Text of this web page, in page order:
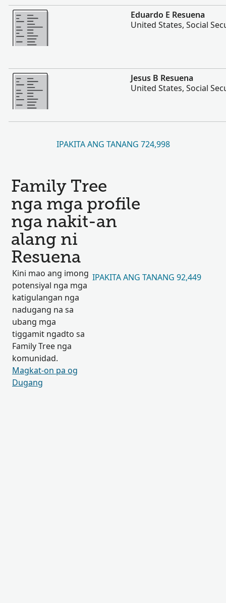
Dugang pa
Eduardo E Resuena
United States, Social
Dugang pa
Jesus B Resuena
United States, Social
IPAKITA ANG TANANG 724,998
Family Tree
nga mga profile
nga nakit-an
alang ni
Resuena
Kini mao ang imong
potensiyal nga mga
katigulangan nga
nadugang na sa
ubang mga
tiggamit ngadto sa
Family Tree nga
komunidad.
Magkat-on pa og
Dugang
IPAKITA ANG TANANG 92,449